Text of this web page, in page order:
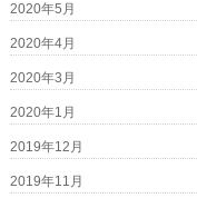
2020年5月
2020年4月
2020年3月
2020年1月
2019年12月
2019年11月